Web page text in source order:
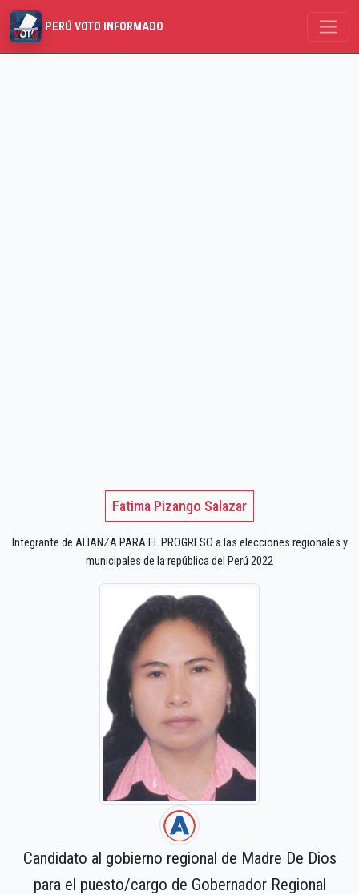
PERÚ VOTO INFORMADO
Fatima Pizango Salazar
Integrante de ALIANZA PARA EL PROGRESO a las elecciones regionales y
municipales de la república del Perú 2022
Candidato al gobierno regional de Madre De Dios
para el puesto/cargo de Gobernador Regional